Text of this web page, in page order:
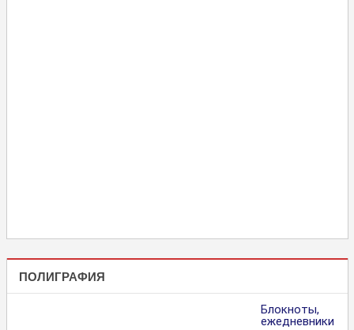
ПОЛИГРАФИЯ
Блокноты,
ежедневники